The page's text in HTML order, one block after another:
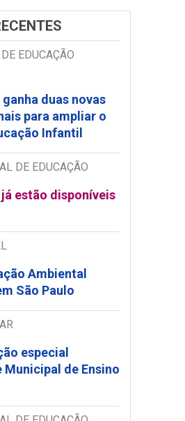
EDUCAÇÃO
duas novas
para ampliar o
Infantil
DE EDUCAÇÃO
estão disponíveis
Ambiental
São Paulo
especial
Municipal de Ensino